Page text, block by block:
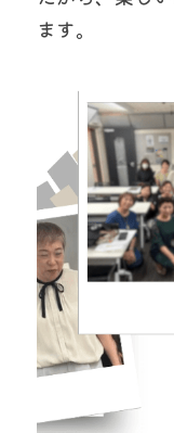
ます。